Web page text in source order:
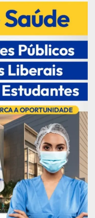
extensão;
extensão.
PMM
do senador
da